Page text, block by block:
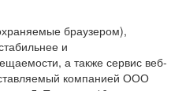
браузером),
и
а также сервис веб-
компанией ООО